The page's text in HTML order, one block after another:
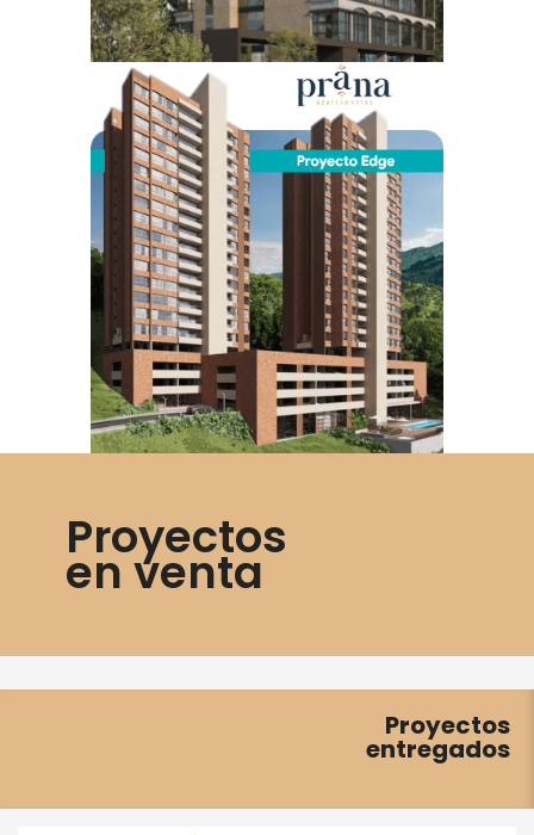
Desde: $867.350.000
Fecha de entrega: Segundo semestre 2024 Primer
semestre 2025
Ver proyecto
Proyectos
en venta
Proyectos
entregados